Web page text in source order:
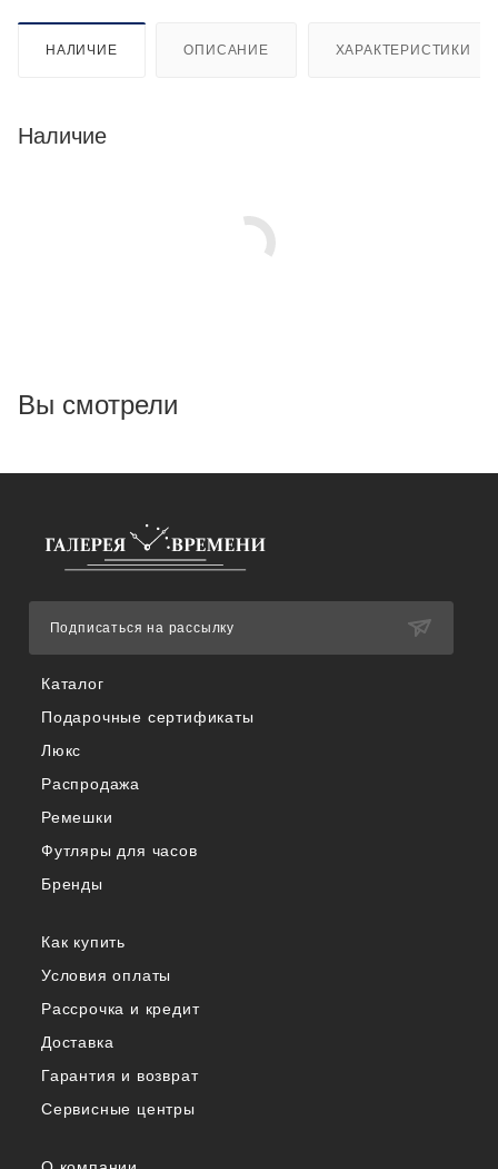
НАЛИЧИЕ ОПИСАНИЕ ХАРАКТЕРИСТИКИ
Наличие
Вы смотрели
Каталог
Подарочные сертификаты
Люкс
Распродажа
Ремешки
Футляры для часов
Бренды
Как купить
Условия оплаты
Рассрочка и кредит
Доставка
Гарантия и возврат
Сервисные центры
Подписаться на рассылку